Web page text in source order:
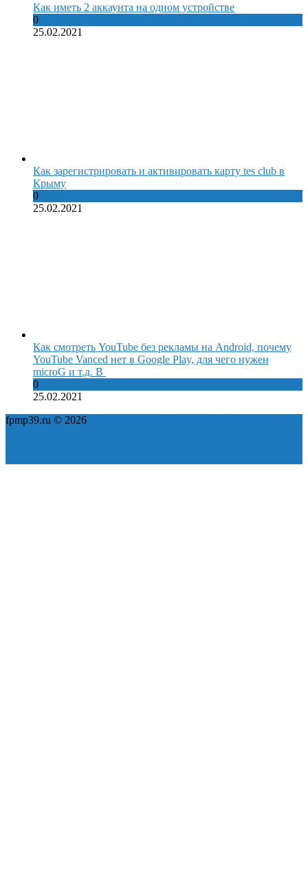
Как иметь 2 аккаунта на одном устройстве
0
25.02.2021
Как зарегистрировать и активировать карту tes club в
Крыму
0
25.02.2021
Как смотреть YouTube без рекламы на Android, почему
YouTube Vanced нет в Google Play, для чего нужен
microG и т.д. В
0
25.02.2021
fpmp39.ru © 2026